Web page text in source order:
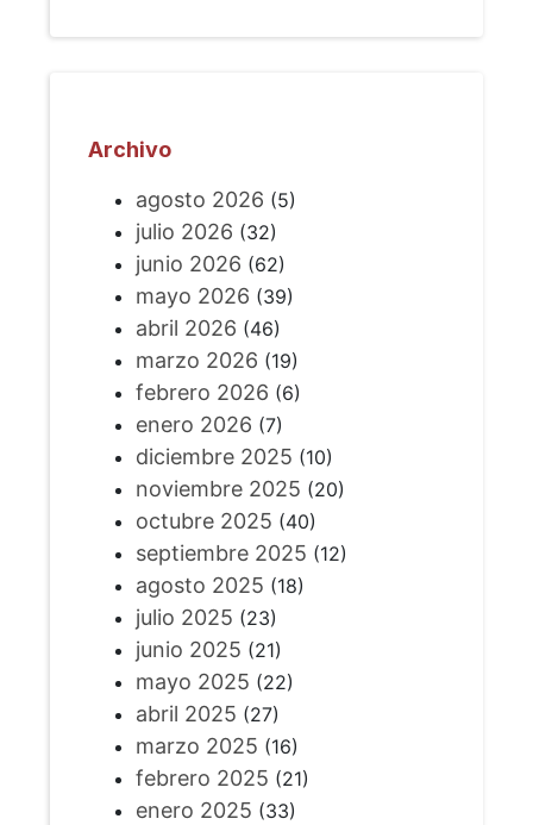
Archivo
agosto 2026 (5)
julio 2026 (32)
junio 2026 (62)
mayo 2026 (39)
abril 2026 (46)
marzo 2026 (19)
febrero 2026 (6)
enero 2026 (7)
diciembre 2025 (10)
noviembre 2025 (20)
octubre 2025 (40)
septiembre 2025 (12)
agosto 2025 (18)
julio 2025 (23)
junio 2025 (21)
mayo 2025 (22)
abril 2025 (27)
marzo 2025 (16)
febrero 2025 (21)
enero 2025 (33)